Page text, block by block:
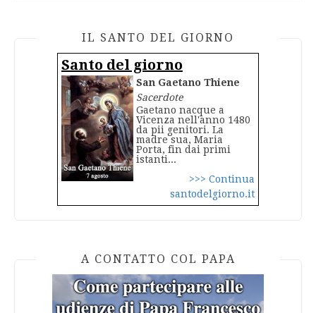
IL SANTO DEL GIORNO
Santo del giorno
San Gaetano Thiene
Sacerdote
Gaetano nacque a
Vicenza nell'anno 1480
da pii genitori. La
madre sua, Maria
Porta, fin dai primi
istanti...
>>> Continua
santodelgiorno.it
A CONTATTO COL PAPA